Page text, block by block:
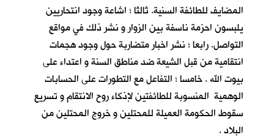
المضايف للطائفة السنية. ثالثا ؛ اشاعة وجود انتحاريين
يلبسون احزمة ناسفة بين الزوار و نشر ذلك في مواقع
التواصل. رابعا ؛ نشر اخبار متضاربة حول وجود هجمات
انتقامية من قبل الشيعة ضد مناطق السنة و اعتداء على
بيوت الله . خامسا ؛ التفاعل مع التطورات على الحسابات
الوهمية المنسوبة للطائفتين لإذكاء روح الانتقام و تسريع
سقوط الحكومة العميلة للمحتلين و خروج المحتلين من
البلاد .